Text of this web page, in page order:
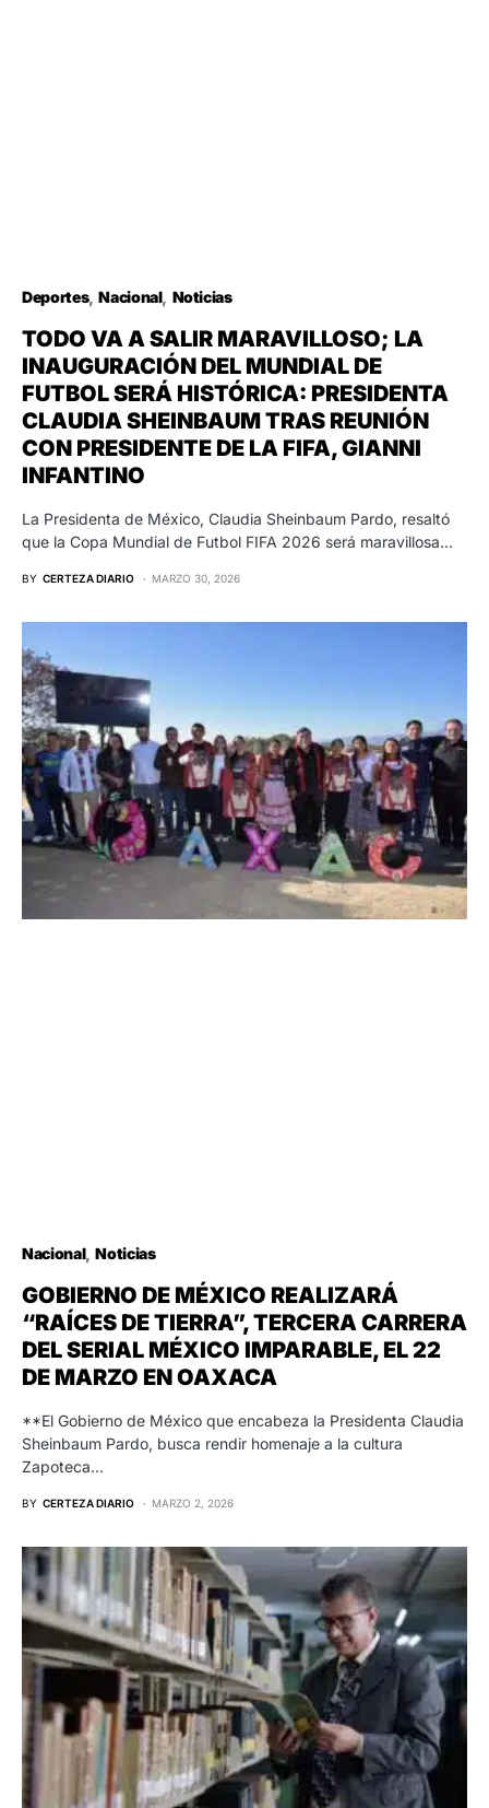
Deportes Nacional Noticias
TODO VA A SALIR MARAVILLOSO; LA
INAUGURACIÓN DEL MUNDIAL DE
FUTBOL SERÁ HISTÓRICA: PRESIDENTA
CLAUDIA SHEINBAUM TRAS REUNIÓN
CON PRESIDENTE DE LA FIFA, GIANNI
INFANTINO
La Presidenta de México, Claudia Sheinbaum Pardo, resaltó
que la Copa Mundial de Futbol FIFA 2026 será maravillosa…
BY CERTEZA DIARIO MARZO 30, 2026
Nacional Noticias
GOBIERNO DE MÉXICO REALIZARÁ
“RAÍCES DE TIERRA”, TERCERA CARRERA
DEL SERIAL MÉXICO IMPARABLE, EL 22
DE MARZO EN OAXACA
**El Gobierno de México que encabeza la Presidenta Claudia
Sheinbaum Pardo, busca rendir homenaje a la cultura
Zapoteca…
BY CERTEZA DIARIO MARZO 2, 2026